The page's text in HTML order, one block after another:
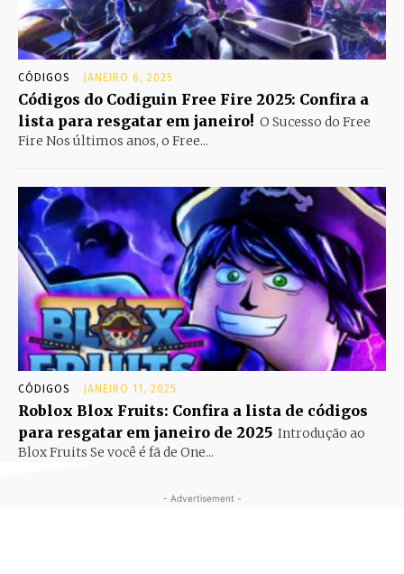
CÓDIGOS JANEIRO 6, 2025
Códigos do Codiguin Free Fire 2025: Confira a
lista para resgatar em janeiro! O Sucesso do Free
Fire Nos últimos anos, o Free...
CÓDIGOS JANEIRO 11, 2025
Roblox Blox Fruits: Confira a lista de códigos
para resgatar em janeiro de 2025 Introdução ao
Blox Fruits Se você é fã de One...
- Advertisement -